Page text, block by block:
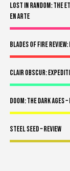
Lost in Random: The
en Arte
Blades of Fire Review:
Clair Obscur:
Doom: The Dark Ages –
Steel Seed – Review